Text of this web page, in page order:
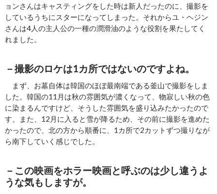
ョンさんはキャスティングをした時は新人だったのに、撮影を
しているうちにスターになってしまった。それからユ・ヘジン
さんは4人の主人公の一種の潤滑油のような役割を果たしてく
れました。
－撮影のロケは1カ所ではないのですよね。
まず、お墓自体は韓国のほぼ最南端である釜山で撮影をしま
した。韓国の11月は秋の雰囲気が濃くなって、物寂しい秋の色
に染まるんですけど、そうした雰囲気を盛り込みたかったので
す。また、12月に入ると雪が降るため、その前に撮影を進めた
かったので、北の方から順番に、1カ所で2カットずつ撮りなが
ら南下していく感じでした。
－この映画をホラー映画と呼ぶのは少し違うよ
うな気もしますが。